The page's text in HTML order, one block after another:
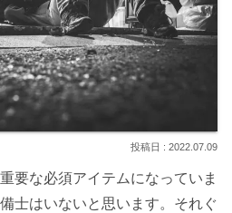
2022.07.09
要な必須アイテムになっていま
士はいないと思います。それぐ